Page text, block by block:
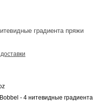
градиента пряжи
- 4 нитевидные градиента